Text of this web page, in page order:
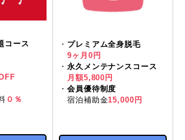
コース
０％
・ プレミアム全身脱毛
9ヶ月0円
・ 永久メンテナンスコース
月額5,800円
・ 会員優待制度
宿泊補助金15,000円